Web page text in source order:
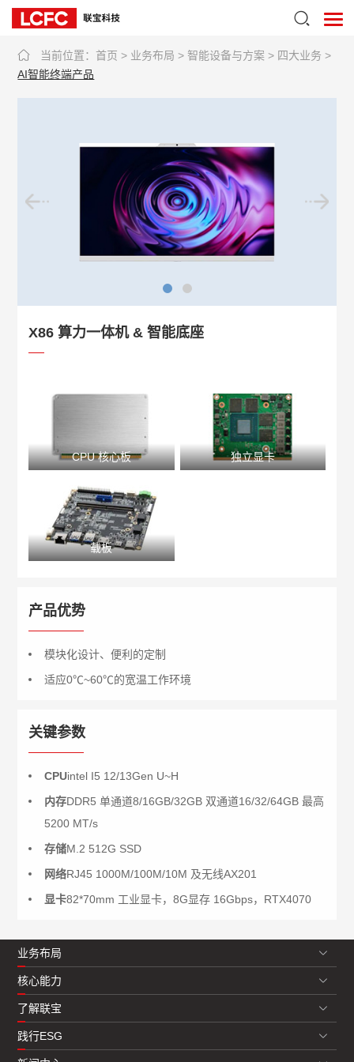
当前位置： 首页 > 业务布局 >智能设备与方案 > 四大业务 >
AI智能终端产品
X86 算力一体机 & 智能底座
CPU 核心板 独立显卡
载板
产品优势
模块化设计、便利的定制
适应0℃~60℃的宽温工作环境
关键参数
CPUintel I5 12/13Gen U~H
内存DDR5 单通道8/16GB/32GB 双通道16/32/64GB 最高
5200 MT/s
存储M.2 512G SSD
网络RJ45 1000M/100M/10M 及无线AX201
显卡82*70mm 工业显卡，8G显存 16Gbps，RTX4070
业务布局
核心能力
了解联宝
践行ESG